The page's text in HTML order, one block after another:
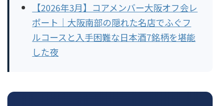
【2026年3月】コアメンバー大阪オフ会レ
ポート｜大阪南部の隠れた名店でふぐフ
ルコースと入手困難な日本酒7銘柄を堪能
した夜